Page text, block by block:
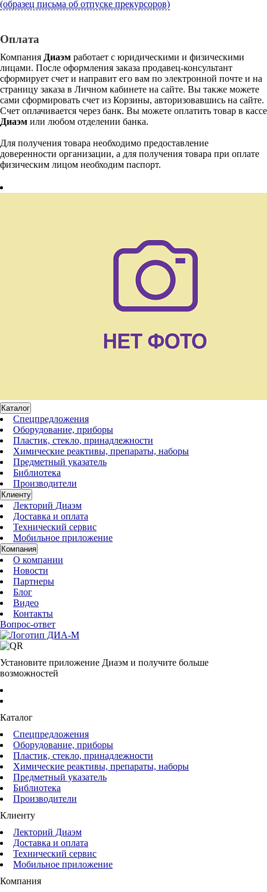
(образец письма об отпуске прекурсоров)
Оплата
Компания Диаэм работает с юридическими и физическими
лицами. После оформления заказа продавец-консультант
сформирует счет и направит его вам по электронной почте и на
страницу заказа в Личном кабинете на сайте. Вы также можете
сами сформировать счет из Корзины, авторизовавшись на сайте.
Счет оплачивается через банк. Вы можете оплатить товар в кассе
Диаэм или любом отделении банка.
Для получения товара необходимо предоставление
доверенности организации, а для получения товара при оплате
физическим лицом необходим паспорт.
Каталог
Спецпредложения
Оборудование, приборы
Пластик, стекло, принадлежности
Химические реактивы, препараты, наборы
Предметный указатель
Библиотека
Производители
Клиенту
Лекторий Диаэм
Доставка и оплата
Технический сервис
Мобильное приложение
Компания
О компании
Новости
Партнеры
Блог
Видео
Контакты
Вопрос-ответ
Установите приложение Диаэм и получите больше
возможностей
Каталог
Спецпредложения
Оборудование, приборы
Пластик, стекло, принадлежности
Химические реактивы, препараты, наборы
Предметный указатель
Библиотека
Производители
Клиенту
Лекторий Диаэм
Доставка и оплата
Технический сервис
Мобильное приложение
Компания